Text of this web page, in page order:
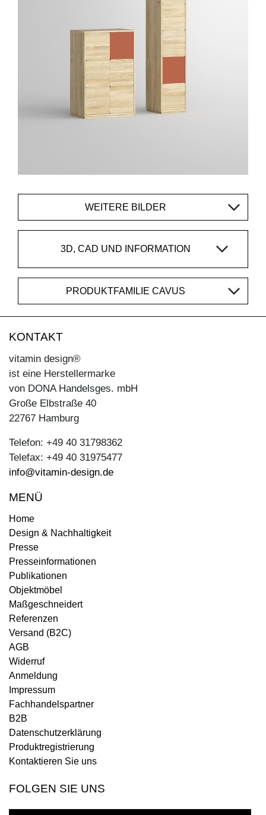
WEITERE BILDER
3D, CAD UND INFORMATION
PRODUKTFAMILIE CAVUS
KONTAKT
vitamin design®
ist eine Herstellermarke
von DONA Handelsges. mbH
Große Elbstraße 40
22767 Hamburg
Telefon: +49 40 31798362
Telefax: +49 40 31975477
info@vitamin-design.de
MENÜ
Home
Design & Nachhaltigkeit
Presse
Presseinformationen
Publikationen
Objektmöbel
Maßgeschneidert
Referenzen
Versand (B2C)
AGB
Widerruf
Anmeldung
Impressum
Fachhandelspartner
B2B
Datenschutzerklärung
Produktregistrierung
Kontaktieren Sie uns
FOLGEN SIE UNS